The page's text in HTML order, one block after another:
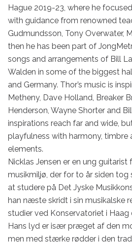
Hague 2019-23, where he
with guidance from renowned
Gudmundsson, Tony Overwater,
then he has been part of
songs and arrangements of Bill
Walden in some of the biggest
and Germany. Thor’s music is
Metheny, Dave Holland, Breaker
Henderson, Wayne Shorter and
inspirations reach far and wide,
playfulness with harmony, timbre
elements.
Nicklas Jensen er en ung guitarist
musikmiljø, der for to år siden tog
at studere på Det Jyske
han næste skridt i sin musikalske
studier ved Konservatoriet i
Hans lyd er især præget af den
men med stærke rødder i den